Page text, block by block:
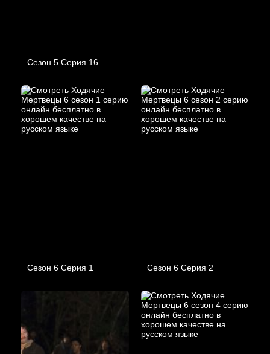
Сезон 5 Серия 16
Сезон 6 Серия 1 Сезон 6 Серия 2